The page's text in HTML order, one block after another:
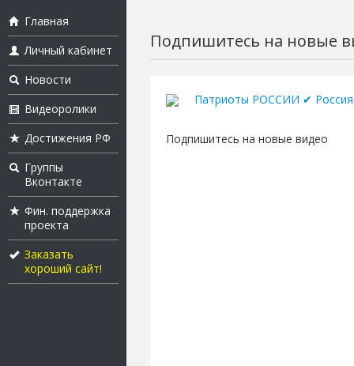
Главная
Личный кабинет
Новости
Видеоролики
Достижения РФ
Группы
Вконтакте
Фин. поддержка
проекта
Заказать
хороший сайт!
Подпишитесь на новые
Патриоты РОССИИ ✔
Подпишитесь на новые видео